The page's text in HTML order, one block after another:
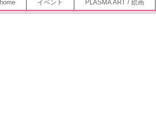
home イベント PLASMA ART / 絵画
illustration